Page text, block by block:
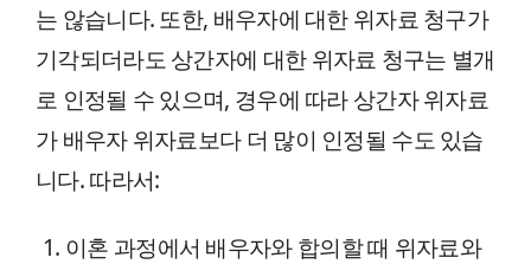
는 않습니다. 또한, 배우자에 대한 위자료 청구가
기각되더라도 상간자에 대한 위자료 청구는 별개
로 인정될 수 있으며, 경우에 따라 상간자 위자료
가 배우자 위자료보다 더 많이 인정될 수도 있습
니다. 따라서:
이혼 과정에서 배우자와 합의할 때 위자료와